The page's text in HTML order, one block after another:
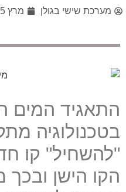
מערכת שישי בגולן מרץ 15, 2018
התאגיד
בטכנולוגיה
"להשחיל" קו
הקו הישן